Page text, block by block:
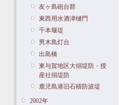
友ヶ島砲台群
東西用水酒津樋門
千本堰堤
男木島灯台
出島橋
東与賀地区大搦堤防・授
産社搦堤防
鹿児島港旧石積防波堤
2002年